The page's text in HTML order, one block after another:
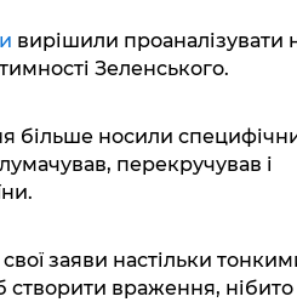
вирішили проаналізувати
Зеленського.
більше носили
перекручував і
заяви настільки
враження, нібито